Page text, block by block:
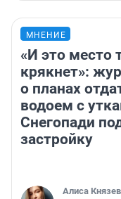
МНЕНИЕ
«И это место
крякнет»:
о планах
водоем с
Снегопади
застройку
Алиса